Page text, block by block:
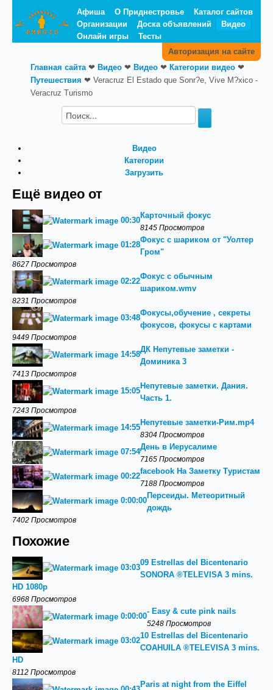
Афиша О Приднестровье
Каталог сайтов
Организации
Доска объявлений
Видео
Онлайн игры
Тесты
Авторизация на сайте
Главная сайта❤ Видео ❤ Видео ❤ Категории видео ❤
Путешествия ❤ Veracruz El Estado que Sonr?e, Vive M?xico -
Veracruz Turismo
Видео
Категории
Загрузить
Ещё видео от
00:30
Карточный фокус
8145 Просмотров
01:28
Фокус с шариком от "Уолтер
Гром"
8627 Просмотров
02:22
Фокус с обычным
шариком.wmv
8231 Просмотров
03:48
Фокусы,обучение , секреты
фокусов, фокусы с картами
9449 Просмотров
14:58
ДК Непутевые заметки -
Доминика 3
7413 Просмотров
15:05
Непутевые заметки. Дания.
Часть 1.
7243 Просмотров
14:55
Непутевые заметки-Рим.mp4
8304 Просмотров
07:54
День в Иерусалиме
7165 Просмотров
00:22
facebook На Заметку Туристам
7188 Просмотров
0:00:00
Персеиды. Метеоритный
дождь
7402 Просмотров
Похожие
03:03
09 Estrellas del Bicentenario
SONORA ®TELEVISA 3 mins.
HD 1080p
6968 Просмотров
0:00:00
- Easy & cute pink nails
5248 Просмотров
03:02
10 Estrellas del Bicentenario
COAHUILA ®TELEVISA 3 mins.
HD
8112 Просмотров
Paris at night from the Eiffel